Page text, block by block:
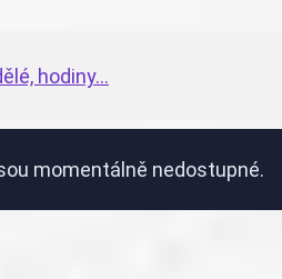
hodiny...
momentálně nedostupné.